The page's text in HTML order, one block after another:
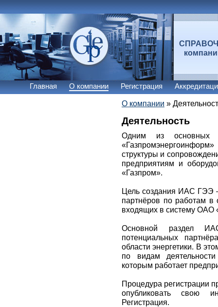
Главная О компании Регистрация
О компании »
Деятельность
Одним из основных
структуры и
предприятиям и
«Газпром».
Цель создания ИАС ГЭЭ
партнёров по работам в
входящих в систему ОАО
Основной раздел
потенциальных
области энергетики. В
по видам
которым работает
Процедура регистрации
опубликовать свою
Регистрация.